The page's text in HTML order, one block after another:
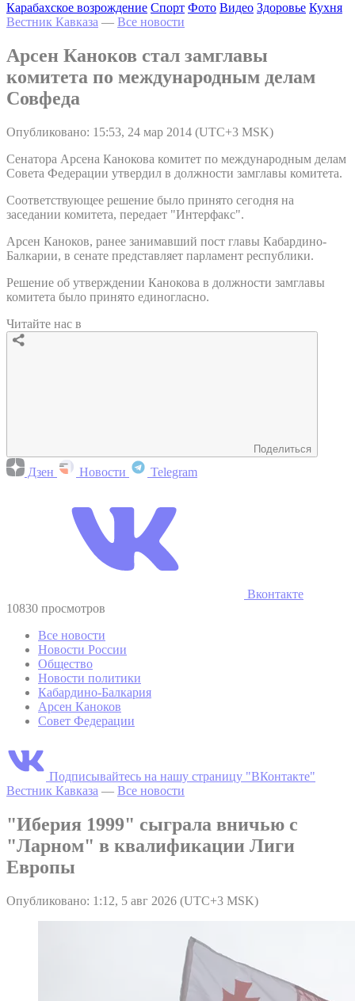
Карабахское возрождение Спорт Фото Видео Здоровье Кухня
Вестник Кавказа — Все новости
Арсен Каноков стал замглавы
комитета по международным делам
Совфеда
Опубликовано: 15:53, 24 мар 2014 (UTC+3 MSK)
Сенатора Арсена Канокова комитет по международным делам
Совета Федерации утвердил в должности замглавы комитета.
Соответствующее решение было принято сегодня на
заседании комитета, передает "Интерфакс".
Арсен Каноков, ранее занимавший пост главы Кабардино-
Балкарии, в сенате представляет парламент республики.
Решение об утверждении Канокова в должности замглавы
комитета было принято единогласно.
Читайте нас в
Поделиться
Дзен Новости Telegram
Вконтакте
10830 просмотров
Все новости
Новости России
Общество
Новости политики
Кабардино-Балкария
Арсен Каноков
Совет Федерации
Подписывайтесь на нашу страницу "ВКонтакте"
Вестник Кавказа — Все новости
"Иберия 1999" сыграла вничью с
"Ларном" в квалификации Лиги
Европы
Опубликовано: 1:12, 5 авг 2026 (UTC+3 MSK)